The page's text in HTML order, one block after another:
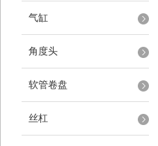
气缸
角度头
软管卷盘
丝杠